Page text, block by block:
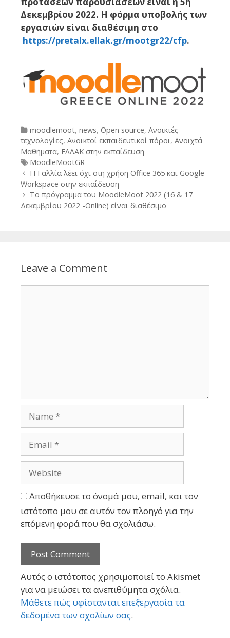
Δεκεμβρίου 2022. Η φόρμα υποβολής των
εργασιών είναι διαθέσιμη στο
https://pretalx.ellak.gr/mootgr22/cfp.
Categories
moodlemoot, news, Open source, Ανοικτές
τεχνολογίες, Ανοικτοί εκπαιδευτικοί πόροι, Ανοιχτά
Μαθήματα, ΕΛΛΑΚ στην εκπαίδευση
Tags
MoodleMootGR
Post
navigation
Η Γαλλία λέει όχι στη χρήση Office 365 και Google
Workspace στην εκπαίδευση
Το πρόγραμμα του MoodleMoot 2022 (16 & 17
Δεκεμβρίου 2022 -Online) είναι διαθέσιμο
Leave a Comment
Αποθήκευσε το όνομά μου, email, και τον
ιστότοπο μου σε αυτόν τον πλοηγό για την
επόμενη φορά που θα σχολιάσω.
Αυτός ο ιστότοπος χρησιμοποιεί το Akismet
για να μειώσει τα ανεπιθύμητα σχόλια.
Μάθετε πώς υφίστανται επεξεργασία τα
δεδομένα των σχολίων σας.